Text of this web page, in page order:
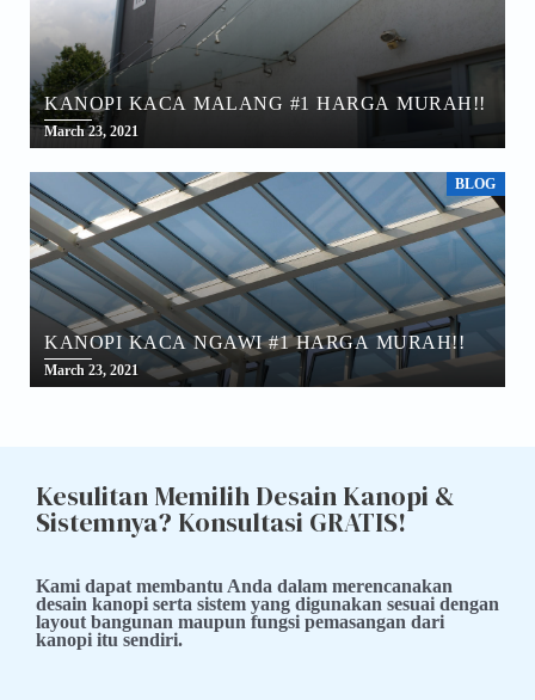
KANOPI KACA MALANG #1 HARGA MURAH!!
March 23, 2021
BLOG
KANOPI KACA NGAWI #1 HARGA MURAH!!
March 23, 2021
Kesulitan Memilih Desain Kanopi &
Sistemnya? Konsultasi GRATIS!
Kami dapat membantu Anda dalam merencanakan
desain kanopi serta sistem yang digunakan sesuai dengan
layout bangunan maupun fungsi pemasangan dari
kanopi itu sendiri.